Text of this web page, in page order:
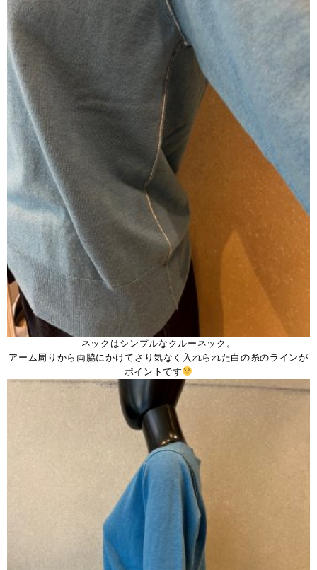
ネックはシンプルなクルーネック。
アーム周りから両脇にかけてさり気なく入れられた白の糸のラインが
ポイントです